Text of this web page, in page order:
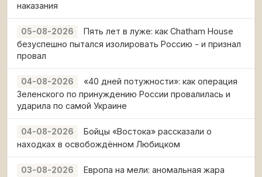
наказания
05-08-2026
Пять лет в луже: как Chatham House
безуспешно пытался изолировать Россию - и признал
провал
04-08-2026
«40 дней потужности»: как операция
Зеленского по принуждению России провалилась и
ударила по самой Украине
04-08-2026
Бойцы «Востока» рассказали о
находках в освобождённом Любицком
03-08-2026
Европа на мели: аномальная жара